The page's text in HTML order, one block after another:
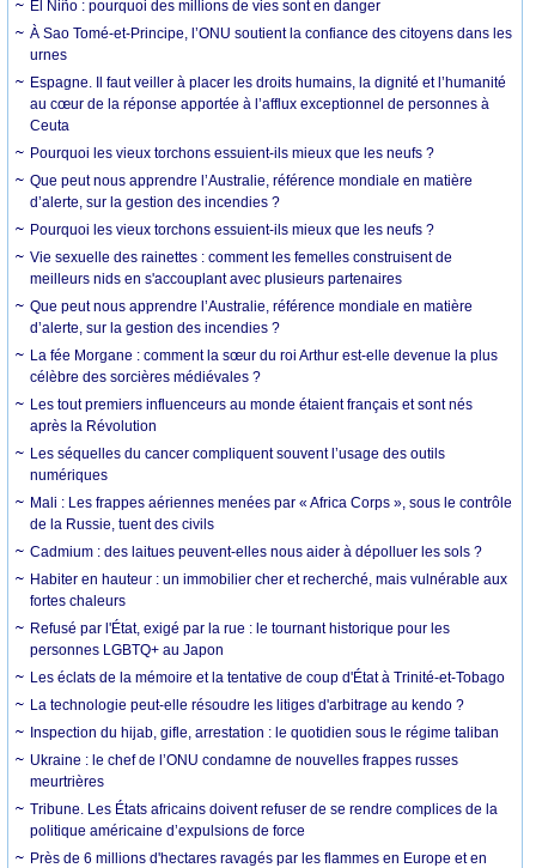
El Niño : pourquoi des millions de vies sont en danger
À Sao Tomé-et-Principe, l’ONU soutient la confiance des citoyens dans les
urnes
Espagne. Il faut veiller à placer les droits humains, la dignité et l’humanité
au cœur de la réponse apportée à l’afflux exceptionnel de personnes à
Ceuta
Pourquoi les vieux torchons essuient-ils mieux que les neufs ?
Que peut nous apprendre l’Australie, référence mondiale en matière
d’alerte, sur la gestion des incendies ?
Pourquoi les vieux torchons essuient-ils mieux que les neufs ?
Vie sexuelle des rainettes : comment les femelles construisent de
meilleurs nids en s'accouplant avec plusieurs partenaires
Que peut nous apprendre l’Australie, référence mondiale en matière
d’alerte, sur la gestion des incendies ?
La fée Morgane : comment la sœur du roi Arthur est-elle devenue la plus
célèbre des sorcières médiévales ?
Les tout premiers influenceurs au monde étaient français et sont nés
après la Révolution
Les séquelles du cancer compliquent souvent l’usage des outils
numériques
Mali : Les frappes aériennes menées par « Africa Corps », sous le contrôle
de la Russie, tuent des civils
Cadmium : des laitues peuvent-elles nous aider à dépolluer les sols ?
Habiter en hauteur : un immobilier cher et recherché, mais vulnérable aux
fortes chaleurs
Refusé par l'État, exigé par la rue : le tournant historique pour les
personnes LGBTQ+ au Japon
Les éclats de la mémoire et la tentative de coup d'État à Trinité-et-Tobago
La technologie peut-elle résoudre les litiges d'arbitrage au kendo ?
Inspection du hijab, gifle, arrestation : le quotidien sous le régime taliban
Ukraine : le chef de l’ONU condamne de nouvelles frappes russes
meurtrières
Tribune. Les États africains doivent refuser de se rendre complices de la
politique américaine d’expulsions de force
Près de 6 millions d'hectares ravagés par les flammes en Europe et en